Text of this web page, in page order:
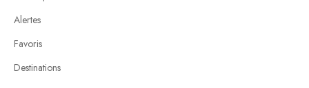
Alertes
Favoris
Destinations